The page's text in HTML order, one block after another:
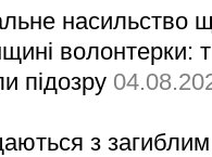
насильство
волонтерки:
підозру
з загиблим